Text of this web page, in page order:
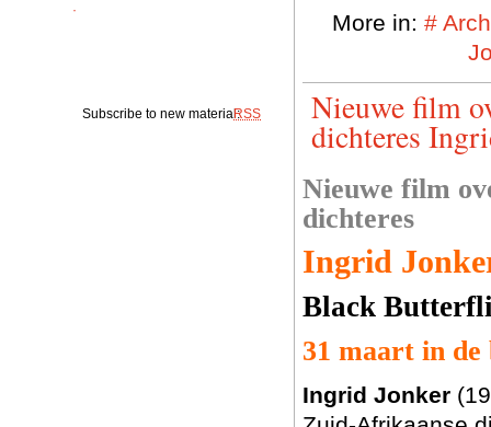
·
Subscribe to new material:RSS
More in: #
Nieuwe film
dichteres
Nieuwe film
dichteres
Ingrid
Black
31 maart in de
Ingrid Jonker